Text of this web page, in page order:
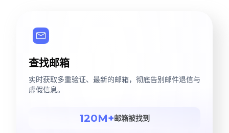
查找邮箱
实时获取多重验证、最新的邮箱，彻底告别邮件退信与
虚假信息。
120M+邮箱被找到